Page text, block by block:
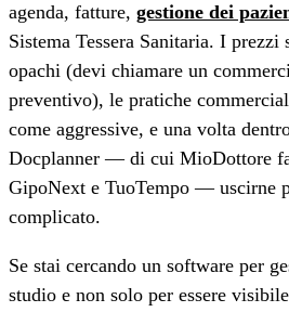
agenda, fatture, gestione dei
Sistema Tessera Sanitaria. I prezzi
opachi (devi chiamare un
preventivo), le pratiche
come aggressive, e una volta
Docplanner — di cui MioDottore
GipoNext e TuoTempo — uscirne
complicato.
Se stai cercando un software per
studio e non solo per essere